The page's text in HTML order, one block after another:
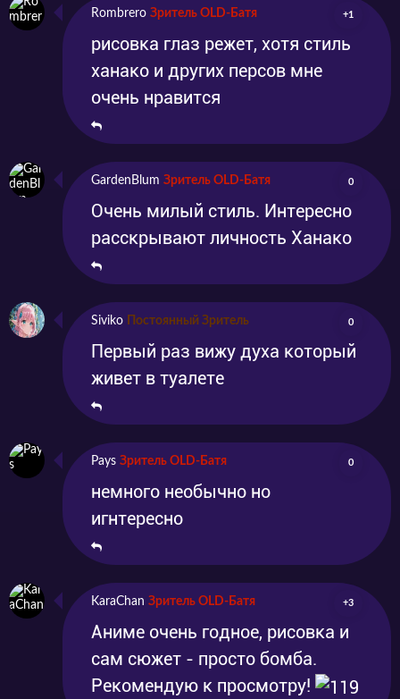
Rombrero Зритель OLD-Батя +1
рисовка глаз режет, хотя стиль
ханако и других персов мне
очень нравится
GardenBlum Зритель OLD-Батя 0
Очень милый стиль. Интересно
расскрывают личность Ханако
Siviko Постоянный Зритель 0
Первый раз вижу духа который
живет в туалете
Pays Зритель OLD-Батя 0
немного необычно но
игнтересно
KaraChan Зритель OLD-Батя +3
Аниме очень годное, рисовка и
сам сюжет - просто бомба.
Рекомендую к просмотру!